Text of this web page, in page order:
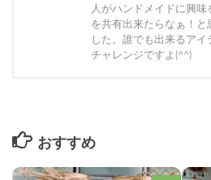
人がハンドメイドに興
を共有出来たらなぁ！と
した。誰でも出来るアイ
チャレンジですよ(^^)
おすすめ